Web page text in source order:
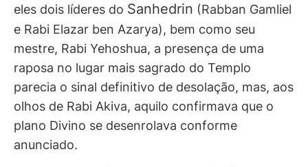
eles dois líderes do Sanhedrin (Rabban Gamliel
e Rabi Elazar ben Azarya), bem como seu
mestre, Rabi Yehoshua, a presença de uma
raposa no lugar mais sagrado do Templo
parecia o sinal definitivo de desolação, mas, aos
olhos de Rabi Akiva, aquilo confirmava que o
plano Divino se desenrolava conforme
anunciado.